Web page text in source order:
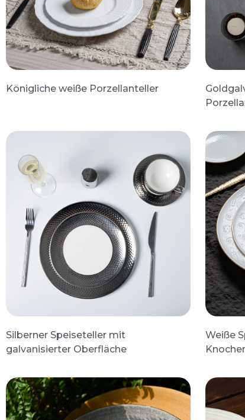
Königliche weiße Porzellanteller
Silberner Speiseteller mit
galvanisierter Oberfläche
Weiße